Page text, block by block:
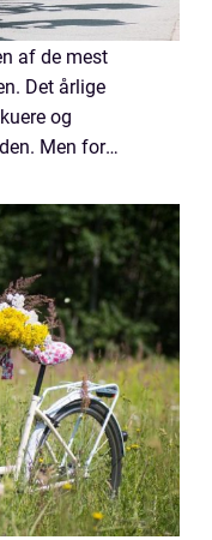
af de mest
Det årlige
og
Men for